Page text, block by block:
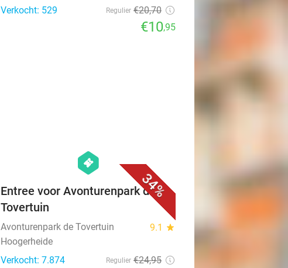
Verkocht: 529
Regulier €20,70
€10,95
34%
hexagon
events
Entree voor Avonturenpark de
Tovertuin
Avonturenpark de Tovertuin 9.1 star
Hoogerheide
Verkocht: 7.874
Regulier €24,95